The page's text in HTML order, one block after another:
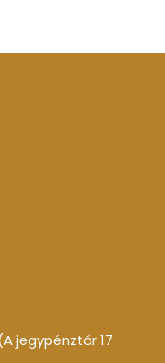
jegypénztár 17